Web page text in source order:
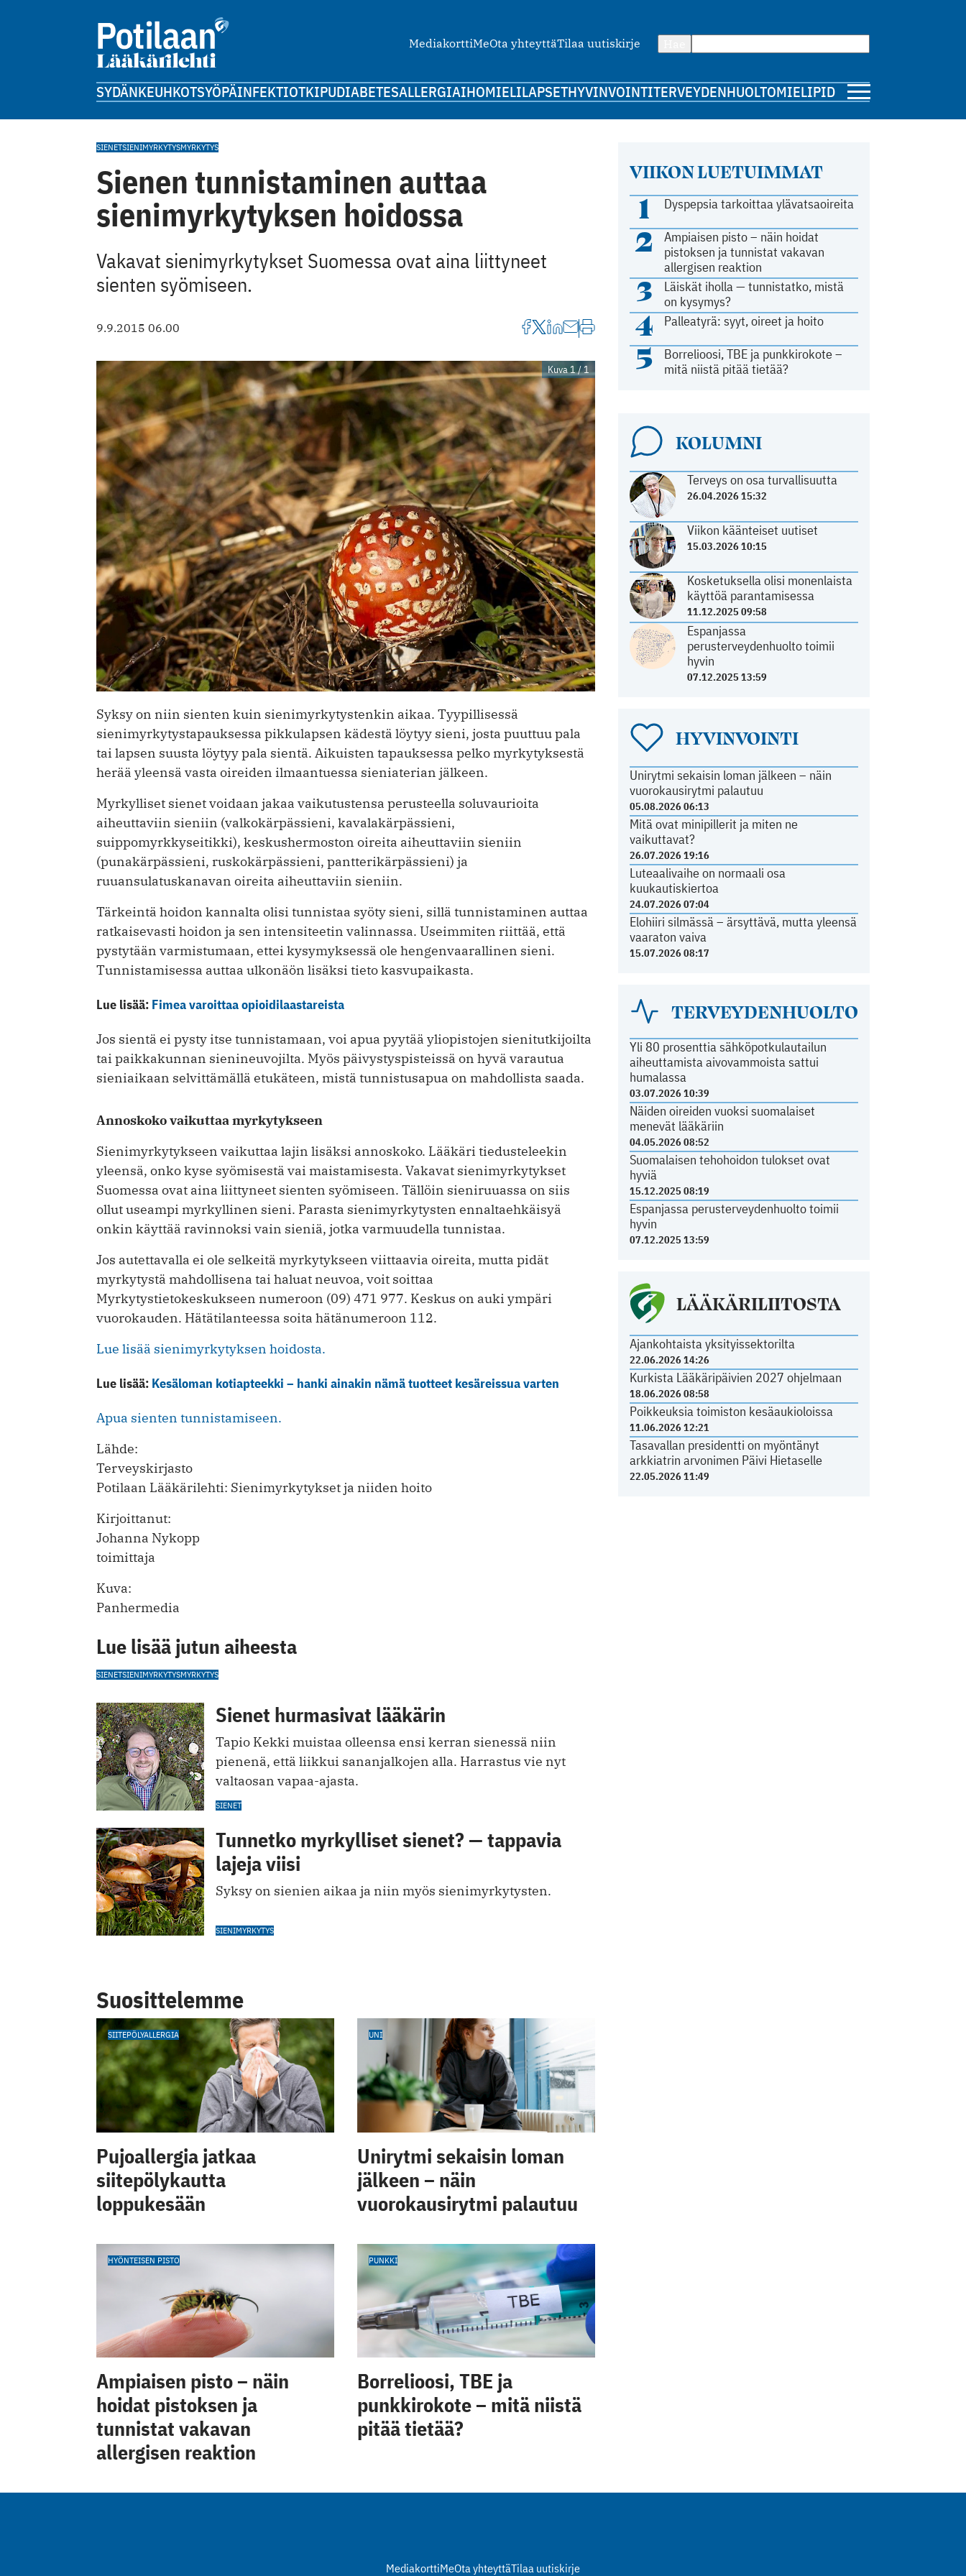
MediakorttiMeOta yhteyttäTilaa uutiskirje
SYDÄNKEUHKOTSYÖPÄINFEKTIOTKIPUDIABETESALLERGIAIHOMIELILAPSETHYVINVOINTITERVEYDENHUOLTOMIELIPIDE
VIIKON LUETUIMMAT
1 Dyspepsia tarkoittaa ylävatsaoireita
2
Ampiaisen pisto – näin hoidat
pistoksen ja tunnistat vakavan
allergisen reaktion
3
Läiskät iholla — tunnistatko, mistä
on kysymys?
4 Palleatyrä: syyt, oireet ja hoito
5
Borrelioosi, TBE ja punkkirokote –
mitä niistä pitää tietää?
KOLUMNI
Terveys on osa turvallisuutta
26.04.2026 15:32
Viikon käänteiset uutiset
15.03.2026 10:15
Kosketuksella olisi monenlaista
käyttöä parantamisessa
11.12.2025 09:58
Espanjassa
perusterveydenhuolto toimii
hyvin
07.12.2025 13:59
HYVINVOINTI
Unirytmi sekaisin loman jälkeen – näin
vuorokausirytmi palautuu
05.08.2026 06:13
Mitä ovat minipillerit ja miten ne
vaikuttavat?
26.07.2026 19:16
Luteaalivaihe on normaali osa
kuukautiskiertoa
24.07.2026 07:04
Elohiiri silmässä – ärsyttävä, mutta yleensä
vaaraton vaiva
15.07.2026 08:17
TERVEYDENHUOLTO
Yli 80 prosenttia sähköpotkulautailun
aiheuttamista aivovammoista sattui
humalassa
03.07.2026 10:39
Näiden oireiden vuoksi suomalaiset
menevät lääkäriin
04.05.2026 08:52
Suomalaisen tehohoidon tulokset ovat
hyviä
15.12.2025 08:19
Espanjassa perusterveydenhuolto toimii
hyvin
07.12.2025 13:59
LÄÄKÄRILIITOSTA
Ajankohtaista yksityissektorilta
22.06.2026 14:26
Kurkista Lääkäripäivien 2027 ohjelmaan
18.06.2026 08:58
Poikkeuksia toimiston kesäaukioloissa
11.06.2026 12:21
Tasavallan presidentti on myöntänyt
arkkiatrin arvonimen Päivi Hietaselle
22.05.2026 11:49
SIENETSIENIMYRKYTYSMYRKYTYS
Sienen tunnistaminen auttaa
sienimyrkytyksen hoidossa
Vakavat sienimyrkytykset Suomessa ovat aina liittyneet
sienten syömiseen.
9.9.2015 06.00
Kuva 1 / 1
Syksy on niin sienten kuin sienimyrkytystenkin aikaa. Tyypillisessä
sienimyrkytystapauksessa pikkulapsen kädestä löytyy sieni, josta puuttuu pala
tai lapsen suusta löytyy pala sientä. Aikuisten tapauksessa pelko myrkytyksestä
herää yleensä vasta oireiden ilmaantuessa sieniaterian jälkeen.
Myrkylliset sienet voidaan jakaa vaikutustensa perusteella soluvaurioita
aiheuttaviin sieniin (valkokärpässieni, kavalakärpässieni,
suippomyrkkyseitikki), keskushermoston oireita aiheuttaviin sieniin
(punakärpässieni, ruskokärpässieni, pantterikärpässieni) ja
ruuansulatuskanavan oireita aiheuttaviin sieniin.
Tärkeintä hoidon kannalta olisi tunnistaa syöty sieni, sillä tunnistaminen auttaa
ratkaisevasti hoidon ja sen intensiteetin valinnassa. Useimmiten riittää, että
pystytään varmistumaan, ettei kysymyksessä ole hengenvaarallinen sieni.
Tunnistamisessa auttaa ulkonäön lisäksi tieto kasvupaikasta.
Lue lisää: Fimea varoittaa opioidilaastareista
Jos sientä ei pysty itse tunnistamaan, voi apua pyytää yliopistojen sienitutkijoilta
tai paikkakunnan sienineuvojilta. Myös päivystyspisteissä on hyvä varautua
sieniaikaan selvittämällä etukäteen, mistä tunnistusapua on mahdollista saada.
Annoskoko vaikuttaa myrkytykseen
Sienimyrkytykseen vaikuttaa lajin lisäksi annoskoko. Lääkäri tiedusteleekin
yleensä, onko kyse syömisestä vai maistamisesta. Vakavat sienimyrkytykset
Suomessa ovat aina liittyneet sienten syömiseen. Tällöin sieniruuassa on siis
ollut useampi myrkyllinen sieni. Parasta sienimyrkytysten ennaltaehkäisyä
onkin käyttää ravinnoksi vain sieniä, jotka varmuudella tunnistaa.
Jos autettavalla ei ole selkeitä myrkytykseen viittaavia oireita, mutta pidät
myrkytystä mahdollisena tai haluat neuvoa, voit soittaa
Myrkytystietokeskukseen numeroon (09) 471 977. Keskus on auki ympäri
vuorokauden. Hätätilanteessa soita hätänumeroon 112.
Lue lisää sienimyrkytyksen hoidosta.
Lue lisää: Kesäloman kotiapteekki – hanki ainakin nämä tuotteet kesäreissua varten
Apua sienten tunnistamiseen.
Lähde:
Terveyskirjasto
Potilaan Lääkärilehti: Sienimyrkytykset ja niiden hoito
Kirjoittanut:
Johanna Nykopp
toimittaja
Kuva:
Panhermedia
Lue lisää jutun aiheesta
SIENETSIENIMYRKYTYSMYRKYTYS
Sienet hurmasivat lääkärin
Tapio Kekki muistaa olleensa ensi kerran sienessä niin
pienenä, että liikkui sananjalkojen alla. Harrastus vie nyt
valtaosan vapaa-ajasta.
SIENET
Tunnetko myrky lliset sienet? — tappavia
lajeja viisi
Syksy on sienien aikaa ja niin myös sienimyrkytysten.
SIENIMYRKYTYS
Suosittelemme
SIITEPÖLYALLERGIA
Pujoallergia jatkaa
siitepölykautta
loppukesään
UNI
Unirytmi sekaisin loman
jälkeen – näin
vuorokausirytmi palautuu
HYÖNTEISEN PISTO
Ampiaisen pisto – näin
hoidat pistoksen ja
tunnistat vakavan
allergisen reaktion
PUNKKI
Borrelioosi, TBE ja
punkkirokote – mitä niistä
pitää tietää?
MediakorttiMeOta yhteyttäTilaa uutiskirje